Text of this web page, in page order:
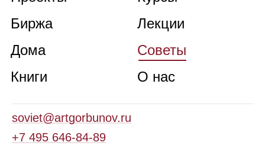
Биржа
Дома
Книги
Лекции
Советы
О нас
soviet@artgorbunov.ru
+7 495 646‑84‑89